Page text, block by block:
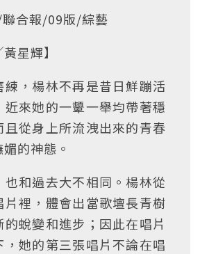
合報/09版/綜藝
星輝】
練，楊林不再是昔日鮮蹦活
近來她的一顰一舉均帶著穩
從身上所流洩出來的青春
的神態。
也和過去大不相同。楊林從
片裡，體會出當歌壇長青樹
蛻變和進步；因此在唱片
，她的第三張唱片不論在唱